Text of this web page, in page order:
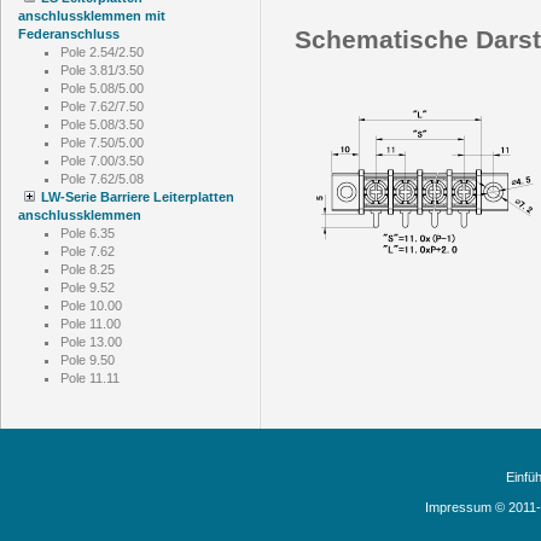
anschlussklemmen mit
Federanschluss
Pole 2.54/2.50
Pole 3.81/3.50
Pole 5.08/5.00
Pole 7.62/7.50
Pole 5.08/3.50
Pole 7.50/5.00
Pole 7.00/3.50
Pole 7.62/5.08
LW-Serie Barriere Leiterplatten
anschlussklemmen
Pole 6.35
Pole 7.62
Pole 8.25
Pole 9.52
Pole 10.00
Pole 11.00
Pole 13.00
Pole 9.50
Pole 11.11
Schematische
Impressum ©